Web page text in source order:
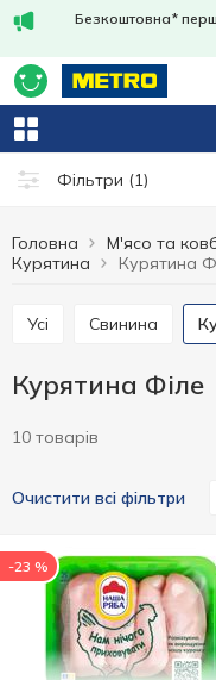
Безкоштовна*
Фільтри (1)
Головна
Курятина
Курятина
Усі Свинина
Курятина Філе
10 товарів
Очистити всі фільтри
-23 %